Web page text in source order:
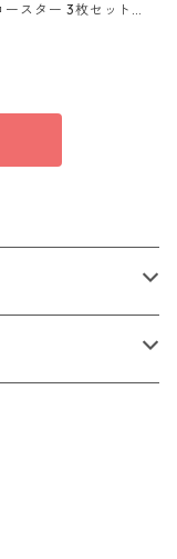
ースター 3枚セット
ール ブルー ラウンド
アクリルビーズ s43